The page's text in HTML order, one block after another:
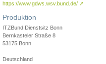
https://www.gdws.wsv.bund.de/ ↗
Produktion
ITZBund Dienstsitz Bonn
Bernkasteler Straße 8
53175 Bonn
Deutschland